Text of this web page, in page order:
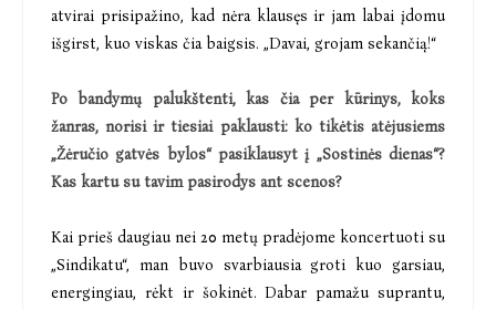
atvirai prisipažino, kad nėra klausęs ir jam labai įdomu
išgirst, kuo viskas čia baigsis. „Davai, grojam sekančią!“
Po bandymų palukštenti, kas čia per kūrinys, koks
žanras, norisi ir tiesiai paklausti: ko tikėtis atėjusiems
„Žėručio gatvės bylos“ pasiklausyt į „Sostinės dienas“?
Kas kartu su tavim pasirodys ant scenos?
Kai prieš daugiau nei 20 metų pradėjome koncertuoti su
„Sindikatu“, man buvo svarbiausia groti kuo garsiau,
energingiau, rėkt ir šokinėt. Dabar pamažu suprantu,